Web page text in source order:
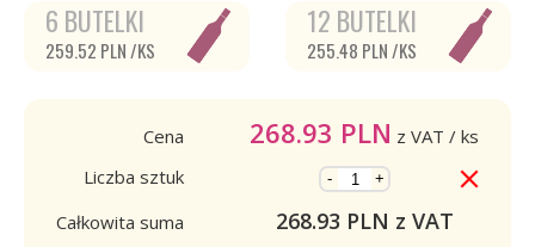
6 BUTELKI
259.52 PLN /KS
12 BUTELKI
255.48 PLN /KS
Cena 268.93 PLN z VAT / ks
Liczba sztuk
- +
Całkowita suma 268.93 PLN z VAT